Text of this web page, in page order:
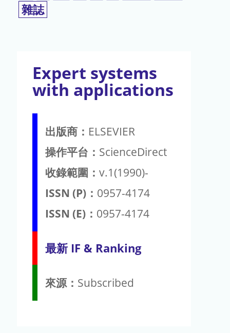
雜誌
Expert systems
with applications
出版商： ELSEVIER
操作平台： ScienceDirect
收錄範圍： v.1(1990)-
ISSN (P)： 0957-4174
ISSN (E)： 0957-4174
最新 IF & Ranking
來源： Subscribed